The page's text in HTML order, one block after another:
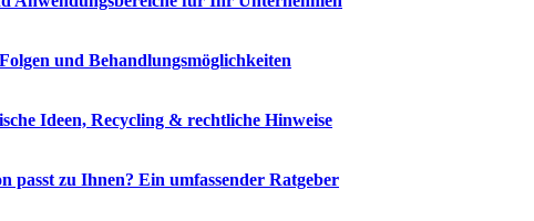
und Behandlungsmöglichkeiten
Ideen, Recycling & rechtliche Hinweise
passt zu Ihnen? Ein umfassender Ratgeber